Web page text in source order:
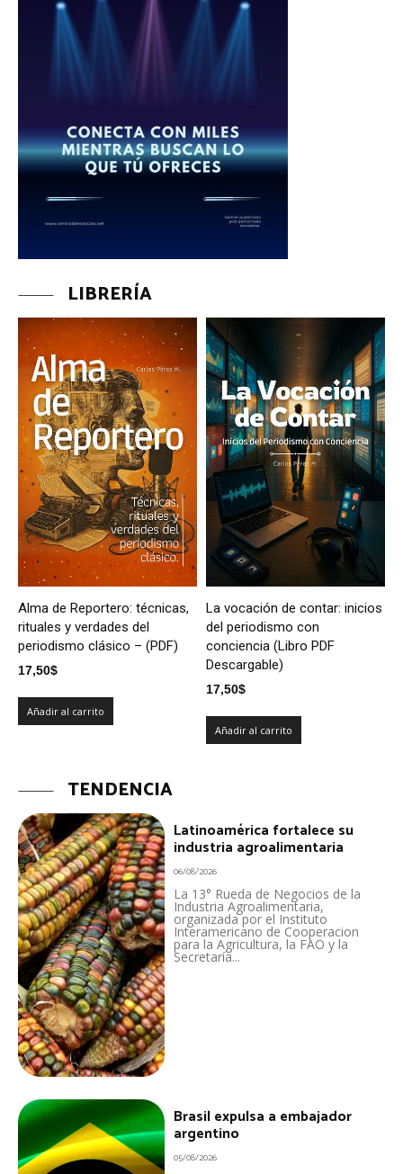
LIBRERÍA
Alma de Reportero: técnicas,
rituales y verdades del
periodismo clásico – (PDF)
17,50$
Añadir al carrito
La vocación de contar: inicios
del periodismo con
conciencia (Libro PDF
Descargable)
17,50$
Añadir al carrito
TENDENCIA
Latinoamérica fortalece su
industria agroalimentaria
06/08/2026
La 13° Rueda de Negocios de la
Industria Agroalimentaria,
organizada por el Instituto
Interamericano de Cooperacion
para la Agricultura, la FAO y la
Secretaría...
Brasil expulsa a embajador
argentino
05/08/2026